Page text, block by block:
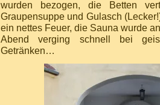
wurden bezogen, die Betten
Graupensuppe und Gulasch
ein nettes Feuer, die Sauna wurde
Abend verging schnell bei
Getränken…